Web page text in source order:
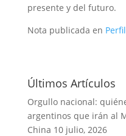
presente y del futuro.
Nota publicada en
Últimos Artículos
Orgullo nacional:
argentinos que irán al
China 10 julio, 2026